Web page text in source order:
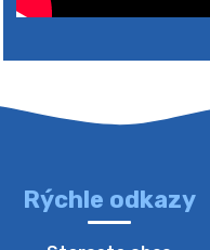
4. augusta 2026 10:05
Rýchle odkazy